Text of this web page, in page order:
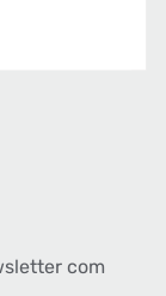
com